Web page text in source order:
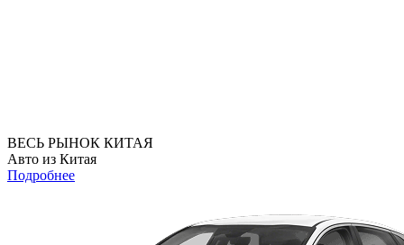
ВЕСЬ РЫНОК КИТАЯ
Авто из Китая
Подробнее